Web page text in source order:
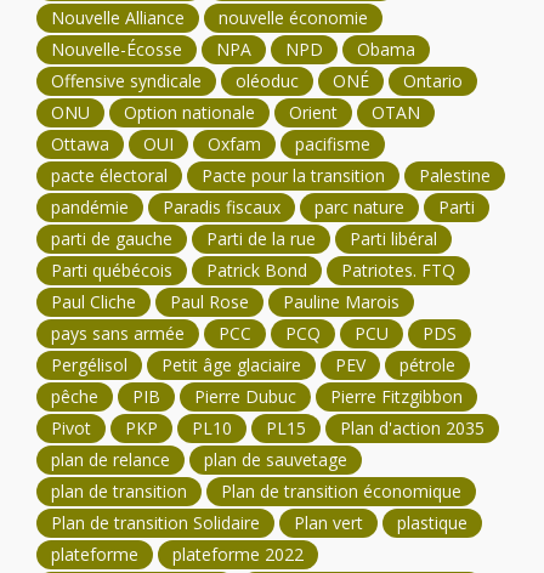
Nouvelle Alliance
nouvelle économie
Nouvelle-Écosse
NPA NPD
Obama
Offensive syndicale
oléoduc ONÉ
Ontario
ONU
Option nationale Orient
OTAN
Ottawa
OUI Oxfam
pacifisme
pacte électoral
Pacte pour la transition
Palestine
pandémie
Paradis fiscaux parc nature
Parti
parti de gauche
Parti de la rue
Parti libéral
Parti québécois
Patrick Bond
Patriotes. FTQ
Paul Cliche
Paul Rose
Pauline Marois
pays sans armée
PCC PCQ PCU
PDS
Pergélisol
Petit âge glaciaire PEV
pétrole
pêche
PIB Pierre Dubuc
Pierre Fitzgibbon
Pivot
PKP PL10 PL15
Plan d'action 2035
plan de relance
plan de sauvetage
plan de transition
Plan de transition économique
Plan de transition Solidaire
Plan vert
plastique
plateforme
plateforme 2022